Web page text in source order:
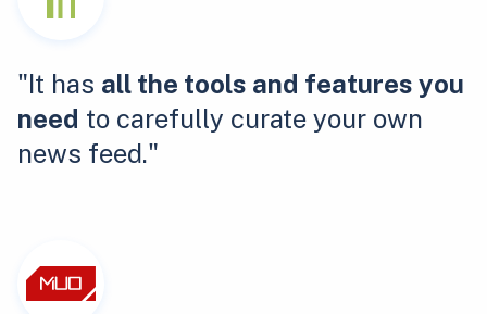
"It has all the tools and features you
need to carefully curate your own
news feed."